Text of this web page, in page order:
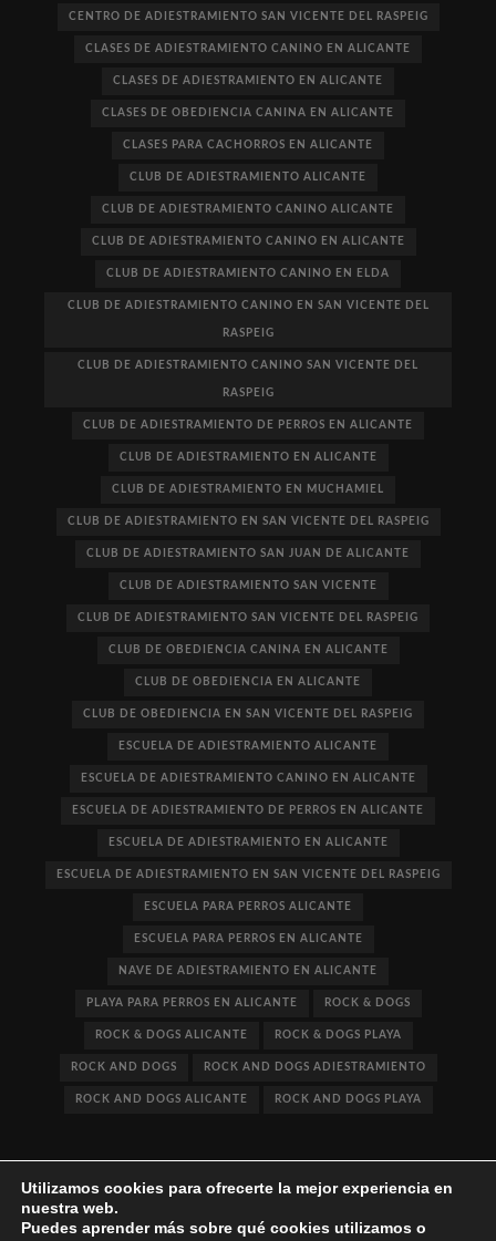
CENTRO DE ADIESTRAMIENTO SAN VICENTE DEL RASPEIG
CLASES DE ADIESTRAMIENTO CANINO EN ALICANTE
CLASES DE ADIESTRAMIENTO EN ALICANTE
CLASES DE OBEDIENCIA CANINA EN ALICANTE
CLASES PARA CACHORROS EN ALICANTE
CLUB DE ADIESTRAMIENTO ALICANTE
CLUB DE ADIESTRAMIENTO CANINO ALICANTE
CLUB DE ADIESTRAMIENTO CANINO EN ALICANTE
CLUB DE ADIESTRAMIENTO CANINO EN ELDA
CLUB DE ADIESTRAMIENTO CANINO EN SAN VICENTE DEL
RASPEIG
CLUB DE ADIESTRAMIENTO CANINO SAN VICENTE DEL
RASPEIG
CLUB DE ADIESTRAMIENTO DE PERROS EN ALICANTE
CLUB DE ADIESTRAMIENTO EN ALICANTE
CLUB DE ADIESTRAMIENTO EN MUCHAMIEL
CLUB DE ADIESTRAMIENTO EN SAN VICENTE DEL RASPEIG
CLUB DE ADIESTRAMIENTO SAN JUAN DE ALICANTE
CLUB DE ADIESTRAMIENTO SAN VICENTE
CLUB DE ADIESTRAMIENTO SAN VICENTE DEL RASPEIG
CLUB DE OBEDIENCIA CANINA EN ALICANTE
CLUB DE OBEDIENCIA EN ALICANTE
CLUB DE OBEDIENCIA EN SAN VICENTE DEL RASPEIG
ESCUELA DE ADIESTRAMIENTO ALICANTE
ESCUELA DE ADIESTRAMIENTO CANINO EN ALICANTE
ESCUELA DE ADIESTRAMIENTO DE PERROS EN ALICANTE
ESCUELA DE ADIESTRAMIENTO EN ALICANTE
ESCUELA DE ADIESTRAMIENTO EN SAN VICENTE DEL RASPEIG
ESCUELA PARA PERROS ALICANTE
ESCUELA PARA PERROS EN ALICANTE
NAVE DE ADIESTRAMIENTO EN ALICANTE
PLAYA PARA PERROS EN ALICANTE ROCK & DOGS
ROCK & DOGS ALICANTE ROCK & DOGS PLAYA
ROCK AND DOGS ROCK AND DOGS ADIESTRAMIENTO
ROCK AND DOGS ALICANTE ROCK AND DOGS PLAYA
Utilizamos cookies para ofrecerte la mejor experiencia en
nuestra web.
Puedes aprender más sobre qué cookies utilizamos o